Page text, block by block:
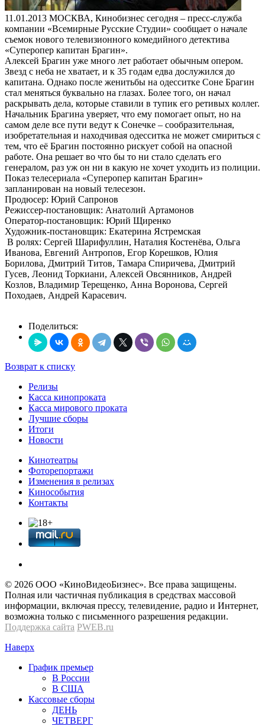
11.01.2013 МОСКВА, Кинобизнес сегодня – пресс-служба
компании «Всемирные Русские Студии» сообщает о начале
съемок нового телевизионного комедийного детектива
«Суперопер капитан Брагин».
Алексей Брагин уже много лет работает обычным опером.
Звезд с неба не хватает, и к 35 годам едва дослужился до
капитана. Однако после женитьбы на одесситке Соне Брагин
стал меняться буквально на глазах. Более того, он начал
раскрывать дела, которые ставили в тупик его ретивых коллег.
Начальник Брагина уверяет, что ему помогает опыт, но на
самом деле все пути ведут к Сонечке – сообразительная,
изобретательная и находчивая одесситка не может смириться с
тем, что её Брагин постоянно рискует собой на опасной
работе. Она решает во что бы то ни стало сделать его
генералом, раз уж он ни в какую не хочет уходить из полиции.
Показ телесериала «Суперопер капитан Брагин»
запланирован на новый телесезон.
Продюсер: Юрий Сапронов
Режиссер-постановщик: Анатолий Артамонов
Оператор-постановщик: Юрий Щиренко
Художник-постановщик: Екатерина Ястремская
В ролях: Сергей Шарифуллин, Наталия Костенёва, Ольга
Иванова, Евгений Антропов, Егор Корешков, Юлия
Борилова, Дмитрий Титов, Тамара Спиричева, Дмитрий
Гусев, Леонид Торкиани, Алексей Овсянников, Андрей
Козлов, Владимир Терещенко, Анна Воронова, Сергей
Походаев, Андрей Карасевич.
Поделиться:
Возврат к списку
Релизы
Касса кинопроката
Касса мирового проката
Лучшие сборы
Итоги
Новости
Кинотеатры
Фоторепортажи
Изменения в релизах
Кинособытия
Контакты
© 2026 OOО «КиноВидеоБизнес». Все права защищены.
Полная или частичная публикация в средствах массовой
информации, включая прессу, телевидение, радио и Интернет,
возможна только с письменного разрешения редакции.
Поддержка сайта PWEB.ru
Наверх
График премьер
В России
В США
Кассовые сборы
ДЕНЬ
ЧЕТВЕРГ